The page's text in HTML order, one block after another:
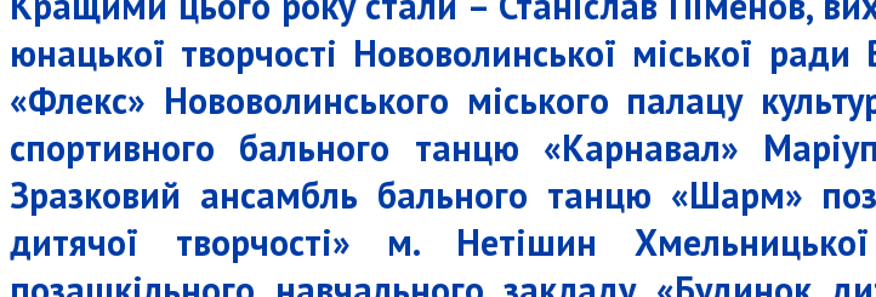
юнацької творчості Нововолинської міської
«Флекс» Нововолинського міського палацу
спортивного бального танцю «Карнавал»
Зразковий ансамбль бального танцю «Шарм»
дитячої творчості» м. Нетішин